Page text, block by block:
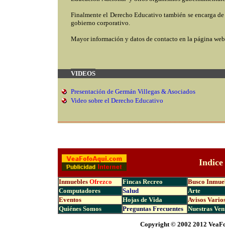
Finalmente el Derecho Educativo también se encarga
gobierno corporativo.
Mayor información y datos de contacto en la página
VIDEOS
Presentación de Germán Villegas & Asociados
Video sobre el Derecho Educativo
Indice
Inmuebles Ofrezco Fincas Recreo
Busco
Computadores
Salud
Arte
Eventos
Hojas de Vida
Avisos
Quiénes Somos
Preguntas Frecuentes Nuestras
Copyright © 2002 2012